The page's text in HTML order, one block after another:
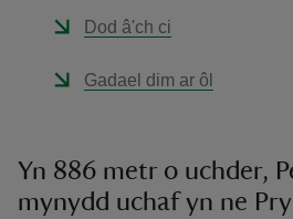
Dod â'ch ci
Gadael dim ar ôl
Yn 886 metr o uchder,
mynydd uchaf yn ne